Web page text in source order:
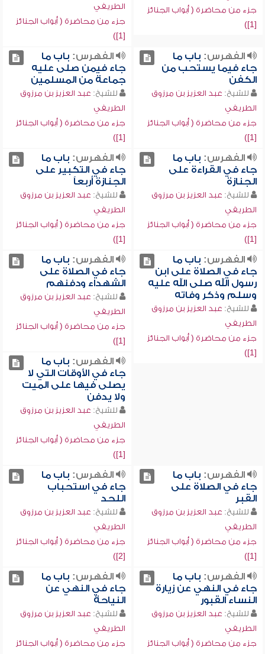
جزء من محاضرة ( أبواب الجنائز
[1])
الطريفي
جزء من محاضرة ( أبواب الجنائز
[1])
الفهرس: باب ما
جاء فيما يستحب من
الكفن
للشيخ: عبد العزيز بن مرزوق
الطريفي
جزء من محاضرة ( أبواب الجنائز
[1])
الفهرس: باب ما
جاء فيمن صلى عليه
جماعة من المسلمين
للشيخ: عبد العزيز بن مرزوق
الطريفي
جزء من محاضرة ( أبواب الجنائز
[1])
الفهرس: باب ما
جاء في القراءة على
الجنازة
للشيخ: عبد العزيز بن مرزوق
الطريفي
جزء من محاضرة ( أبواب الجنائز
[1])
الفهرس: باب ما
جاء في التكبير على
الجنازة أربعاً
للشيخ: عبد العزيز بن مرزوق
الطريفي
جزء من محاضرة ( أبواب الجنائز
[1])
الفهرس: باب ما
جاء في الصلاة على ابن
رسول الله صلى الله عليه
وسلم وذكر وفاته
للشيخ: عبد العزيز بن مرزوق
الطريفي
جزء من محاضرة ( أبواب الجنائز
[1])
الفهرس: باب ما
جاء في الصلاة على
الشهداء ودفنهم
للشيخ: عبد العزيز بن مرزوق
الطريفي
جزء من محاضرة ( أبواب الجنائز
[1])
الفهرس: باب ما
جاء في الأوقات التي لا
يصلى فيها على الميت
ولا يدفن
للشيخ: عبد العزيز بن مرزوق
الطريفي
جزء من محاضرة ( أبواب الجنائز
[1])
الفهرس: باب ما
جاء في الصلاة على
القبر
للشيخ: عبد العزيز بن مرزوق
الطريفي
جزء من محاضرة ( أبواب الجنائز
[1])
الفهرس: باب ما
جاء في استحباب
اللحد
للشيخ: عبد العزيز بن مرزوق
الطريفي
جزء من محاضرة ( أبواب الجنائز
[2])
الفهرس: باب ما
جاء في النهي عن زيارة
النساء القبور
للشيخ: عبد العزيز بن مرزوق
الطريفي
جزء من محاضرة ( أبواب الجنائز
الفهرس: باب ما
جاء في النهي عن
النياحة
للشيخ: عبد العزيز بن مرزوق
الطريفي
جزء من محاضرة ( أبواب الجنائز